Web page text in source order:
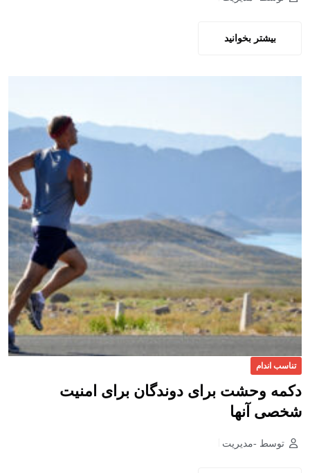
بیشتر بخوانید
تناسب اندام
دکمه وحشت برای دوندگان برای امنیت
شخصی آنها
توسط -مدیریت